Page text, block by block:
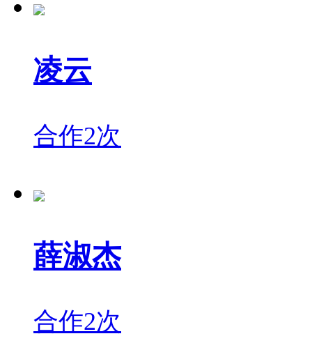
凌云
合作2次
薛淑杰
合作2次